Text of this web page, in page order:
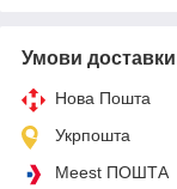
Умови доставки
Нова Пошта
Укрпошта
Meest ПОШТА